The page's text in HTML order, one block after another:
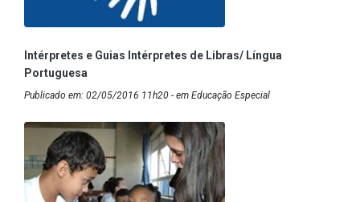
Intérpretes e Guias Intérpretes de Libras/ Língua
Portuguesa
Publicado em: 02/05/2016 11h20 - em Educação Especial